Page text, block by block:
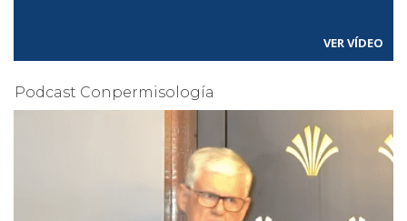
VER VÍDEO
Podcast Conpermisología